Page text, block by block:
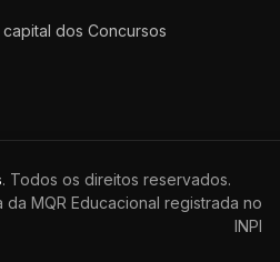
capital dos Concursos
. Todos os direitos reservados.
da MQR Educacional registrada no
INPI